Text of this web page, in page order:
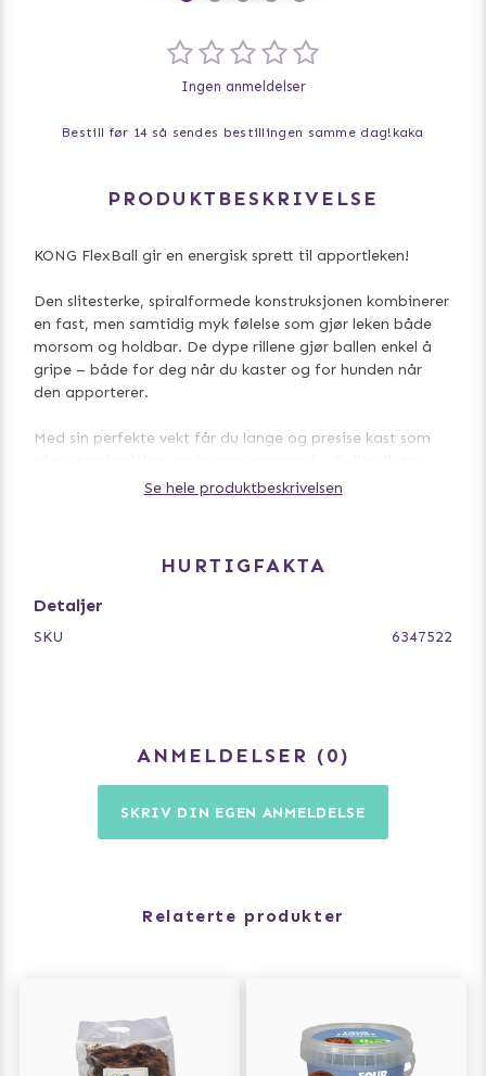
Ingen anmeldelser
Bestill før 14 så sendes bestillingen samme dag! kaka
PRODUKTBESKRIVELSE
KONG FlexBall gir en energisk sprett til apportleken!
Den slitesterke, spiralformede konstruksjonen kombinerer
en fast, men samtidig myk følelse som gjør leken både
morsom og holdbar. De dype rillene gjør ballen enkel å
gripe – både for deg når du kaster og for hunden når
den apporterer.
Med sin perfekte vekt får du lange og presise kast som
dessuten i vann, noe som gjør den perfekt til lek ved
Dype riller for enkelt grep
Slitesterkt, spiralformet materiale for aktiv lek
Spretter energisk for interaktiv lek
Flyter i vann
Se hele produktbeskrivelsen
HURTIGFAKTA
Detaljer
SKU 6347522
ANMELDELSER 0
SKRIV DIN EGEN ANMELDELSE
Relaterte produkter